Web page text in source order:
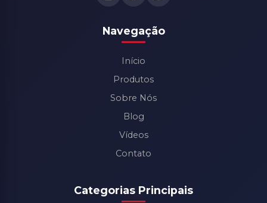
Navegação
Início
Produtos
Sobre Nós
Blog
Vídeos
Contato
Categorias Principais